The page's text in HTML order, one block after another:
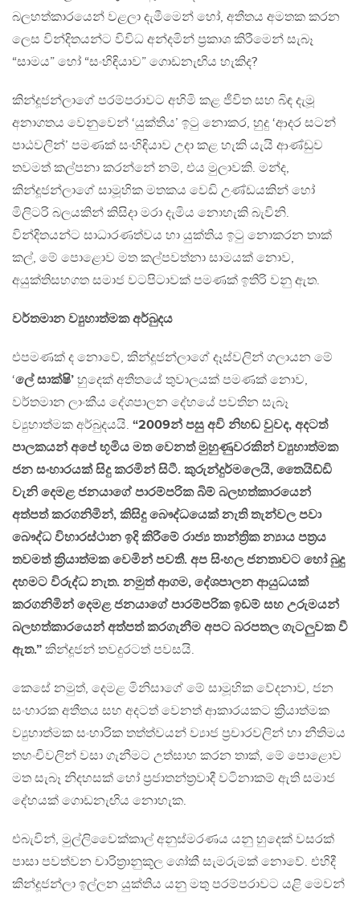
බලහත්කාරයෙන් වළලා දැමීමෙන් හෝ, අතීතය අමතක කරන
ලෙස වින්දිතයන්ට විවිධ අන්දමින් ප්‍රකාශ කිරීමෙන් සැබෑ
“සාමය” හෝ “සංහිඳියාව” ගොඩනැඟිය හැකිද?
කින්දූජන්ලාගේ පරම්පරාවට අහිමි කළ ජීවිත සහ බිඳ දැමූ
අනාගතය වෙනුවෙන් ‘යුක්තිය’ ඉටු නොකර, හුදු ‘ආදර සටන්
පාඨවලින්’ පමණක් සංහිඳියාව උදා කළ හැකි යැයි ආණ්ඩුව
තවමත් කල්පනා කරන්නේ නම්, එය මුලාවකි. මන්ද,
කින්දූජන්ලාගේ සාමූහික මතකය වෙඩි උණ්ඩයකින් හෝ
මිලිටරි බලයකින් කිසිදා මරා දැමිය නොහැකි බැවිනි.
වින්දිතයන්ට සාධාරණත්වය හා යුක්තිය ඉටු නොකරන තාක්
කල්, මේ පොළොව මත කල්පවත්නා සාමයක් නොව,
අයුක්තිසහගත සමාජ වටපිටාවක් පමණක් ඉතිරි වනු ඇත.
වර්තමාන ව්‍යුහාත්මක අර්බුදය
එපමණක් ද නොවේ, කින්දූජන්ලාගේ දෑස්වලින් ගලායන මේ
‘ලේ සාක්ෂි’ හුදෙක් අතීතයේ තුවාලයක් පමණක් නොව,
වර්තමාන ලාංකීය දේශපාලන දේහයේ පවතින සැබෑ
ව්‍යුහාත්මක අර්බුදයයි. “2009න් පසු අවි නිහඬ වුවද, අදටත්
පාලකයන් අපේ භූමිය මත වෙනත් මුහුණුවරකින් ව්‍යුහාත්මක
ජන සංහාරයක් සිදු කරමින් සිටී. කුරුන්දුර්මලෙයි, තෛයිඩ්ඩි
වැනි දෙමළ ජනයාගේ පාරම්පරික බිම් බලහත්කාරයෙන්
අත්පත් කරගනිමින්, කිසිදු බෞද්ධයෙක් නැති තැන්වල පවා
බෞද්ධ විහාරස්ථාන ඉදි කිරීමේ රාජ්‍ය තාන්ත්‍රික න්‍යාය පත්‍රය
තවමත් ක්‍රියාත්මක වෙමින් පවතී. අප සිංහල ජනතාවට හෝ බුදු
දහමට විරුද්ධ නැත. නමුත් ආගම, දේශපාලන ආයුධයක්
කරගනිමින් දෙමළ ජනයාගේ පාරම්පරික ඉඩම් සහ උරුමයන්
බලහත්කාරයෙන් අත්පත් කරගැනීම අපට බරපතල ගැටලුවක වී
ඇත.” කින්දූජන් තවදුරටත් පවසයි.
කෙසේ නමුත්, දෙමළ මිනිසාගේ මේ සාමූහික වේදනාව, ජන
සංහාරක අතීතය සහ අදටත් වෙනත් ආකාරයකට ක්‍රියාත්මක
ව්‍යුහාත්මක සංහාරික තත්ත්වයන් ව්‍යාජ ප්‍රචාරවලින් හා නීතිමය
තහංචිවලින් වසා ගැනීමට උත්සාහ කරන තාක්, මේ පොළොව
මත සැබෑ නිදහසක් හෝ ප්‍රජාතන්ත්‍රවාදී වටිනාකම් ඇති සමාජ
දේහයක් ගොඩනැඟිය නොහැක.
එබැවින්, මුල්ලිවෛක්කාල් අනුස්මරණය යනු හුදෙක් වසරක්
පාසා පවත්වන චාරිත්‍රානුකූල ශෝකී සැමරුමක් නොවේ. එහිදී
කින්දූජන්ලා ඉල්ලන යුක්තිය යනු මතු පරම්පරාවට යළි මෙවන්